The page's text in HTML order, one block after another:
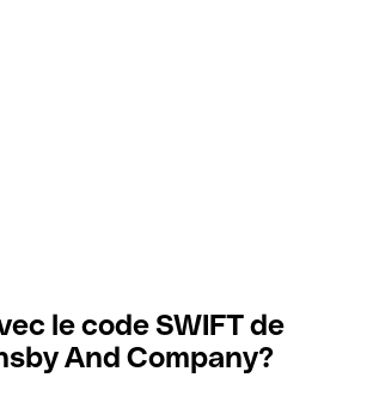
le code SWIFT de
And Company?